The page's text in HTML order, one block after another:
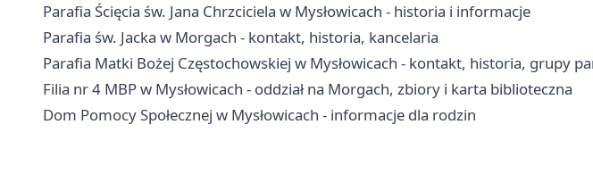
Parafia Ścięcia św. Jana Chrzciciela w Mysłowicach - historia i informacje
Parafia św. Jacka w Morgach - kontakt, historia, kancelaria
Parafia Matki Bożej Częstochowskiej w Mysłowicach - kontakt, historia, grupy
Filia nr 4 MBP w Mysłowicach - oddział na Morgach, zbiory i karta biblioteczna
Dom Pomocy Społecznej w Mysłowicach - informacje dla rodzin